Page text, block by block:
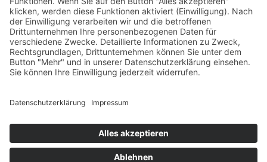
800 Bücher zum Thema Bach. Davon sind 50
unsere Empfehlungen. Hier geht's hin.